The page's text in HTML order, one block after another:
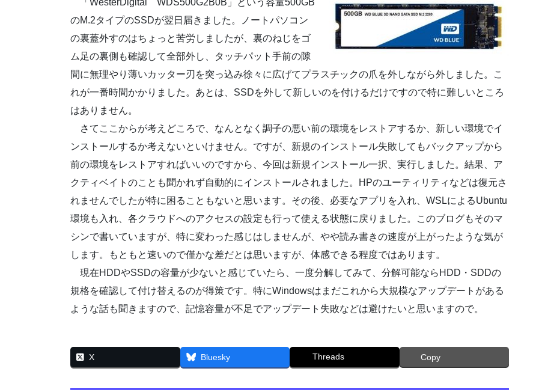
「WesterDigital WDS500G2B0B」という容量500GB
のM.2タイプのSSDが翌日届きました。ノートパソコン
の裏蓋外すのはちょっと苦労しましたが、裏のねじをゴ
ム足の裏側も確認して全部外し、タッチパット手前の隙
間に無理やり薄いカッター刃を突っ込み徐々に広げてプラスチックの爪を外しながら外しました。こ
れが一番時間かかりました。あとは、SSDを外して新しいのを付けるだけですので特に難しいところ
はありません。
さてここからが考えどころで、なんとなく調子の悪い前の環境をレストアするか、新しい環境でイ
ンストールするか考えないといけません。ですが、新規のインストール失敗してもバックアップから
前の環境をレストアすればいいのですから、今回は新規インストール一択、実行しました。結果、ア
クティベイトのことも聞かれず自動的にインストールされました。HPのユーティリティなどは復元さ
れませんでしたが特に困ることもないと思います。その後、必要なアプリを入れ、WSLによるUbuntu
環境も入れ、各クラウドへのアクセスの設定も行って使える状態に戻りました。このブログもそのマ
シンで書いていますが、特に変わった感じはしませんが、やや読み書きの速度が上がったような気が
します。もともと速いので僅かな差だとは思いますが、体感できる程度ではあります。
現在HDDやSSDの容量が少ないと感じていたら、一度分解してみて、分解可能ならHDD・SDDの
規格を確認して付け替えるのが得策です。特にWindowsはまだこれから大規模なアップデートがある
ような話も聞きますので、記憶容量が不足でアップデート失敗などは避けたいと思いますので。
X Bluesky Threads Copy